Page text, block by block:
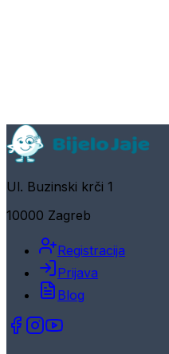
Ul. Buzinski krči 1
10000 Zagreb
Registracija
Prijava
Blog